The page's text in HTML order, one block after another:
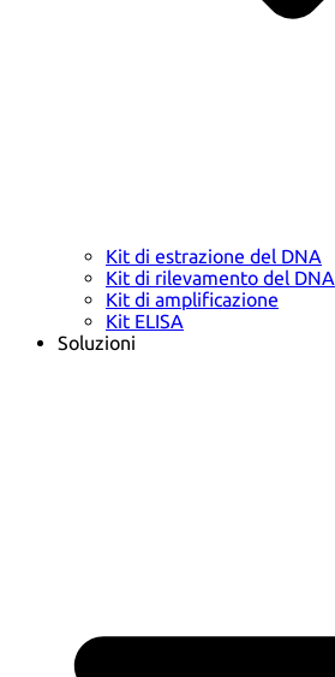
Kit di estrazione del DNA
Kit di rilevamento del DNA
Kit di amplificazione
Kit ELISA
Soluzioni